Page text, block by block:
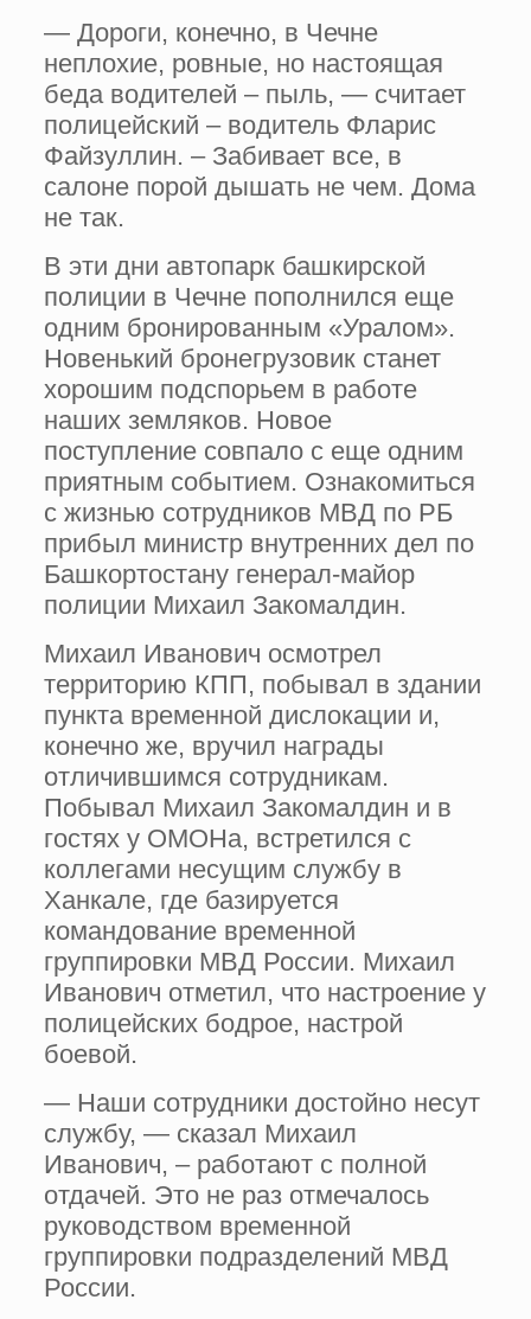
— Дороги, конечно, в Чечне
неплохие, ровные, но настоящая
беда водителей – пыль, — считает
полицейский – водитель Фларис
Файзуллин. – Забивает все, в
салоне порой дышать не чем. Дома
не так.
В эти дни автопарк башкирской
полиции в Чечне пополнился еще
одним бронированным «Уралом».
Новенький бронегрузовик станет
хорошим подспорьем в работе
наших земляков. Новое
поступление совпало с еще одним
приятным событием. Ознакомиться
с жизнью сотрудников МВД по РБ
прибыл министр внутренних дел по
Башкортостану генерал-майор
полиции Михаил Закомалдин.
Михаил Иванович осмотрел
территорию КПП, побывал в здании
пункта временной дислокации и,
конечно же, вручил награды
отличившимся сотрудникам.
Побывал Михаил Закомалдин и в
гостях у ОМОНа, встретился с
коллегами несущим службу в
Ханкале, где базируется
командование временной
группировки МВД России. Михаил
Иванович отметил, что настроение у
полицейских бодрое, настрой
боевой.
— Наши сотрудники достойно несут
службу, — сказал Михаил
Иванович, – работают с полной
отдачей. Это не раз отмечалось
руководством временной
группировки подразделений МВД
России.